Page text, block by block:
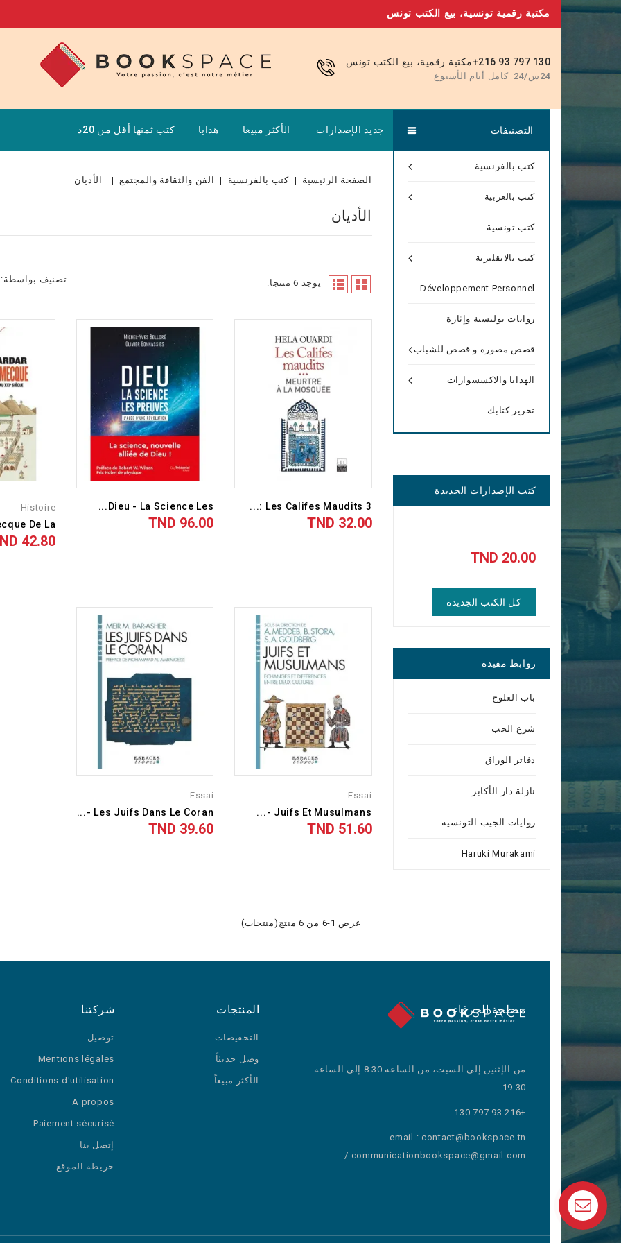
مكتبة رقمية تونسية، بيع الكتب تونس
مكتبة رقمية، بيع الكتب تونس+216 93 797 130
24س/24 كامل أيام الأسبوع
جديد الإصدارات الأكثر مبيعا هدايا كتب ثمنها أقل من 20د التصنيفات
كتب بالفرنسية
كتب بالعربية
كتب تونسية
كتب بالانقليزية
Développement Personnel
روايات بوليسية وإثارة
قصص مصورة و قصص للشباب
الهدايا والاكسسوارات
تحرير كتابك
كتب الإصدارات الجديدة
السعر
20.00 TND
كل الكتب الجديدة
روابط مفيدة
باب العلوج
شرع الحب
دفاتر الوراق
نازلة دار الأكابر
روايات الجيب التونسية
Haruki Murakami
الصفحة الرئيسية كتب بالفرنسية الفن والثقافة والمجتمع الأديان
الأديان
يوجد 6 منتجا. تصنيف بواسطة:
Les Califes Maudits 3 :...
السعر
32.00 TND
Dieu - La Science Les...
السعر
96.00 TND
Histoire
السعر
42.80 TND
Essai
Juifs Et Musulmans -...
السعر
51.60 TND
Essai
Les Juifs Dans Le Coran -...
السعر
39.60 TND
عرض 1-6 من 6 منتج(منتجات)
مصلحة الحرفاء
من الإثنين إلى السبت، من الساعة 8:30 إلى الساعة
19:30
+216 93 797 130
email : contact@bookspace.tn
/ communicationbookspace@gmail.com
المنتجات
التخفيضات
وصل حديثاً
الأكثر مبيعاً
شركتنا
توصيل
Mentions légales
Conditions d'utilisation
A propos
Paiement sécurisé
إتصل بنا
خريطة الموقع